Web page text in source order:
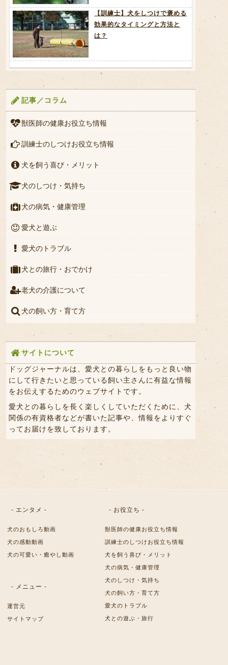
【訓練士】犬をしつけで褒める
効果的なタイミングと方法と
は？
記事／コラム
獣医師の健康お役立ち情報
訓練士のしつけお役立ち情報
犬を飼う喜び・メリット
犬のしつけ・気持ち
犬の病気・健康管理
愛犬と遊ぶ
愛犬のトラブル
犬との旅行・おでかけ
老犬の介護について
犬の飼い方・育て方
サイトについて
ドッグジャーナルは、愛犬との暮らしをもっと良い物
にして行きたいと思っている飼い主さんに有益な情報
をお伝えするためのウェブサイトです。
愛犬との暮らしを長く楽しくしていただくために、犬
関係の有資格者などが書いた記事や、情報をよりすぐ
ってお届けを致しております。
- エンタメ -
犬のおもしろ動画
犬の感動動画
犬の可愛い・癒やし動画
- お役立ち -
獣医師の健康お役立ち情報
訓練士のしつけお役立ち情報
犬を飼う喜び・メリット
犬の病気・健康管理
犬のしつけ・気持ち
犬の飼い方・育て方
愛犬のトラブル
犬との遊ぶ・旅行
- メニュー -
運営元
サイトマップ